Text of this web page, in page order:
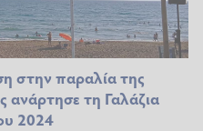
στην παραλία της
τη Γαλάζια
2024